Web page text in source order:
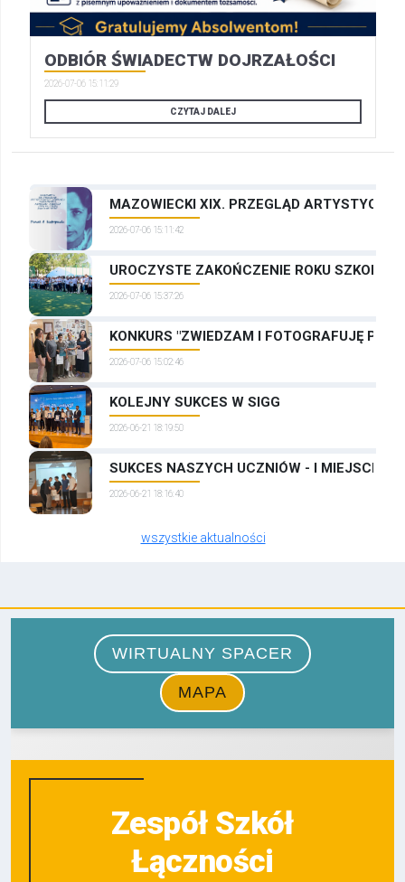
ODBIÓR ŚWIADECTW DOJRZAŁOŚCI
2026-07-06 15:11:29
CZYTAJ DALEJ
MAZOWIECKI XIX. PRZEGLĄD
2026-07-06 15:11:42
UROCZYSTE ZAKOŃCZENIE ROKU
2026-07-06 15:37:26
KONKURS "ZWIEDZAM I FOTOGRAFUJĘ
2026-07-06 15:02:46
KOLEJNY SUKCES W SIGG
2026-06-21 18:19:50
SUKCES NASZYCH UCZNIÓW - I MIEJSCE W
2026-06-21 18:16:40
wszystkie aktualności
Zespół Szkół
Łączności